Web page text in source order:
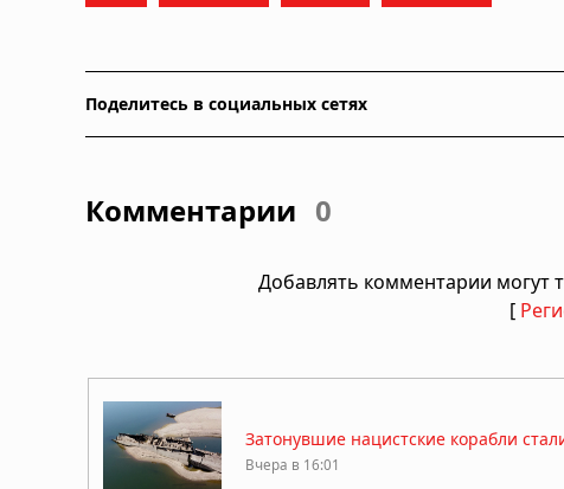
Поделитесь в социальных сетях
Комментарии 0
Добавлять комментарии могут
[
Затонувшие нацистские корабли
Вчера в 16:01